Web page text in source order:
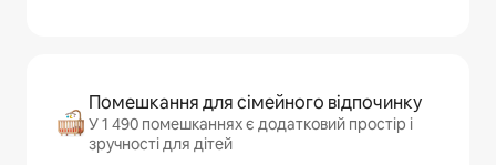
Помешкання для сімейного відпочинку
У 1 490 помешканнях є додатковий простір і
зручності для дітей